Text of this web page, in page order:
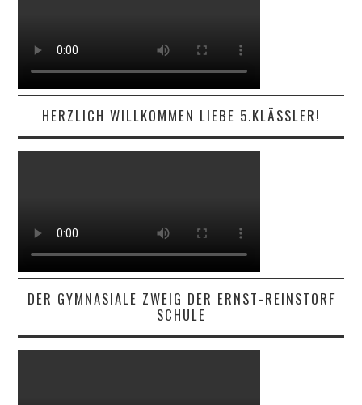
HERZLICH WILLKOMMEN LIEBE 5.KLÄSSLER!
DER GYMNASIALE ZWEIG DER ERNST-REINSTORF
SCHULE